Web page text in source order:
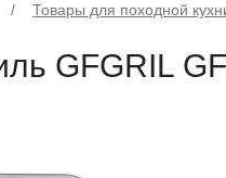
Товары для походной
GFGRIL